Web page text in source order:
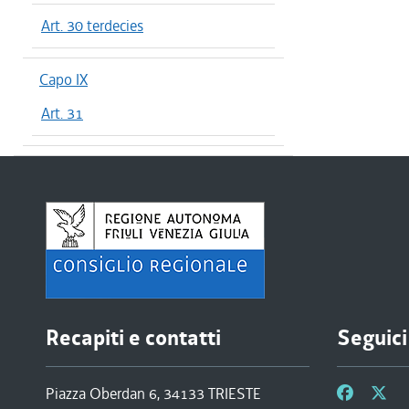
Art. 30 terdecies
Capo IX
Art. 31
Recapiti e contatti
Piazza Oberdan 6, 34133 TRIESTE